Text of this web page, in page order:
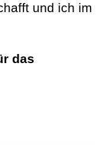
und ich im
das